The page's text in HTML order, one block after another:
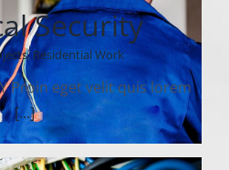
Security
, Residential Work
Proin eget velit quis lorem
[...]